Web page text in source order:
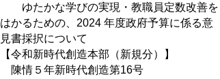
ゆたかな学びの実現・教職員定数改善を
はかるための、2024 年度政府予算に係る意
見書採択について
【令和新時代創造本部（新規分）】
陳情５年新時代創造第16号